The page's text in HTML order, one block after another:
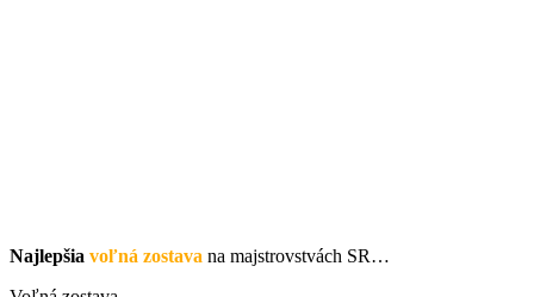
Najlepšia voľná zostava na majstrovstvách SR…